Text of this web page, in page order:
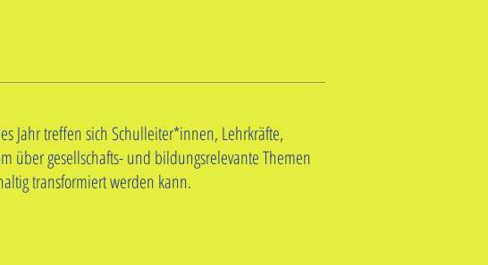
Jahr treffen sich Schulleiter*innen, Lehrkräfte,
über gesellschafts- und bildungsrelevante Themen
transformiert werden kann.